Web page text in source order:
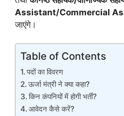
Assistant/Commercial
जाएंगे।
Table of Contents
पदों का विवरण
ऊर्जा मंत्री ने क्या कहा?
किन कंपनियों में होगी भर्ती?
आवेदन कैसे करें?